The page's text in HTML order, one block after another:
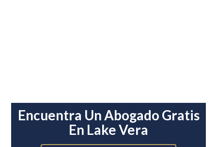
Encuentra Un Abogado Gratis
En Lake Vera